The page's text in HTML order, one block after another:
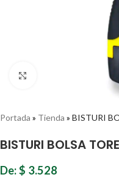
Haz clic para ampliar
Portada » Tienda » BISTURI
BISTURI BOLSA
De:$ 3.528